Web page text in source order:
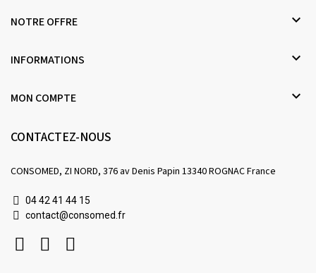
NOTRE OFFRE 
INFORMATIONS 
MON COMPTE 
CONTACTEZ-NOUS
CONSOMED, ZI NORD, 376 av Denis Papin 13340 ROGNAC France
04 42 41 44 15
contact@consomed.fr